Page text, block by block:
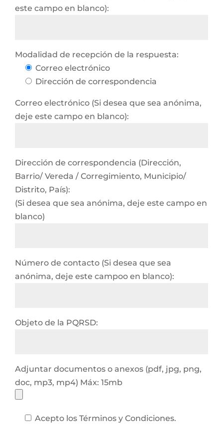
este campo en blanco):
Modalidad de recepción de la respuesta:
Correo electrónico
Dirección de correspondencia
Correo electrónico (Si desea que sea anónima,
deje este campo en blanco):
Dirección de correspondencia (Dirección,
Barrio/ Vereda / Corregimiento, Municipio/
Distrito, País):
(Si desea que sea anónima, deje este campo en
blanco)
Número de contacto (Si desea que sea
anónima, deje este campoo en blanco):
Objeto de la PQRSD:
Adjuntar documentos o anexos (pdf, jpg, png,
doc, mp3, mp4) Máx: 15mb
Acepto los Términos y Condiciones.